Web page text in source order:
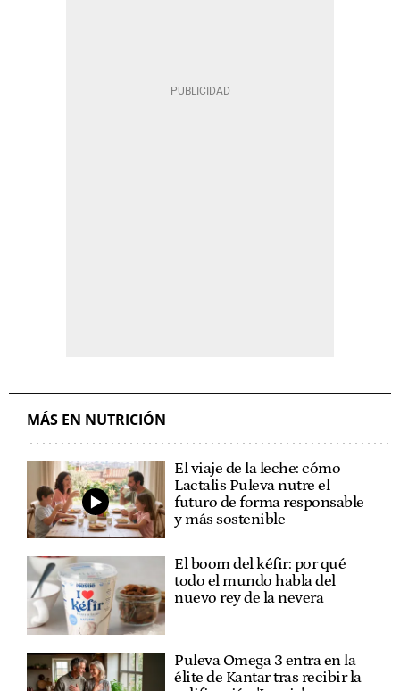
MÁS EN NUTRICIÓN
El viaje de la leche: cómo
Lactalis Puleva nutre el
futuro de forma responsable
y más sostenible
El boom del kéfir: por qué
todo el mundo habla del
nuevo rey de la nevera
Puleva Omega 3 entra en la
élite de Kantar tras recibir la